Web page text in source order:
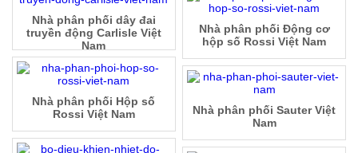
Nhà phân phối dây đai
truyền động Carlisle Việt
Nam
Nhà phân phối Động cơ
hộp số Rossi Việt Nam
Nhà phân phối Hộp số
Rossi Việt Nam
Nhà phân phối Sauter Việt
Nam